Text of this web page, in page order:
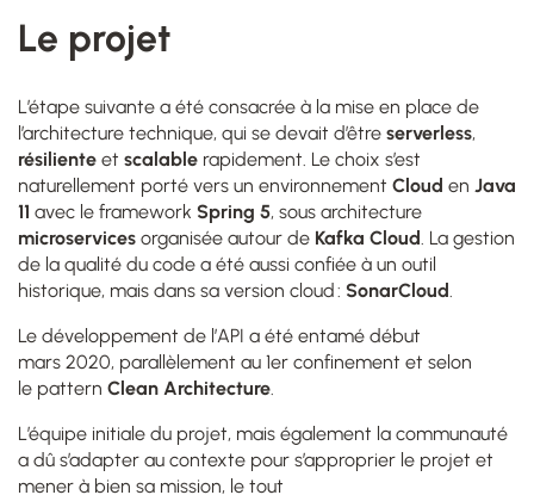
Le projet
L’étape suivante a été consacrée à la mise en place de
l’architecture technique, qui se devait d’être serverless,
résiliente et scalable rapidement. Le choix s’est
naturellement porté vers un environnement Cloud en Java
11 avec le framework Spring 5, sous architecture
microservices organisée autour de Kafka Cloud. La gestion
de la qualité du code a été aussi confiée à un outil
historique, mais dans sa version cloud : SonarCloud.
Le développement de l’API a été entamé début
mars 2020, parallèlement au 1er confinement et selon
le pattern Clean Architecture.
L’équipe initiale du projet, mais également la communauté
a dû s’adapter au contexte pour s’approprier le projet et
mener à bien sa mission, le tout